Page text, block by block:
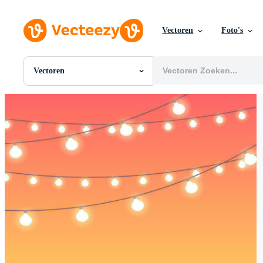
Vectoren Foto's
Vectoren
Alle Afbeeldingen
PSDs
SVGs
Sjablonen
Motion graphics
Redactionele Afbeeldingen
Redactionele Evenementen